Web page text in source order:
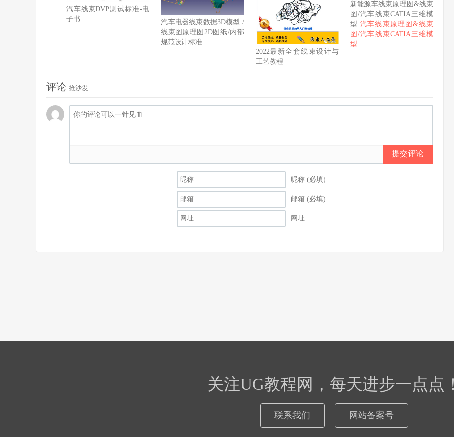
汽车线束DVP测试标准-电
子书
汽车电器线束数据3D模型 /
线束图原理图2D图纸/内部
规范设计标准
2022最新全套线束设计与
工艺教程
新能源车线束原理图&线束
图/汽车线束CATIA三维模
型汽车线束原理图&线束
图/汽车线束CATIA三维模
型
评论 抢沙发
提交评论
昵称 (必填)
邮箱 (必填)
网址
关注UG教程网，每天进步一点点！
联系我们 网站备案号